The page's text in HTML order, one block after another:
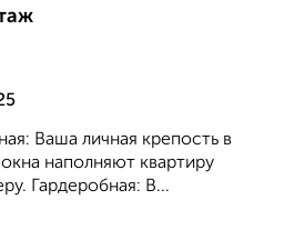
Ваша личная крепость в
наполняют квартиру
Гардеробная: В...